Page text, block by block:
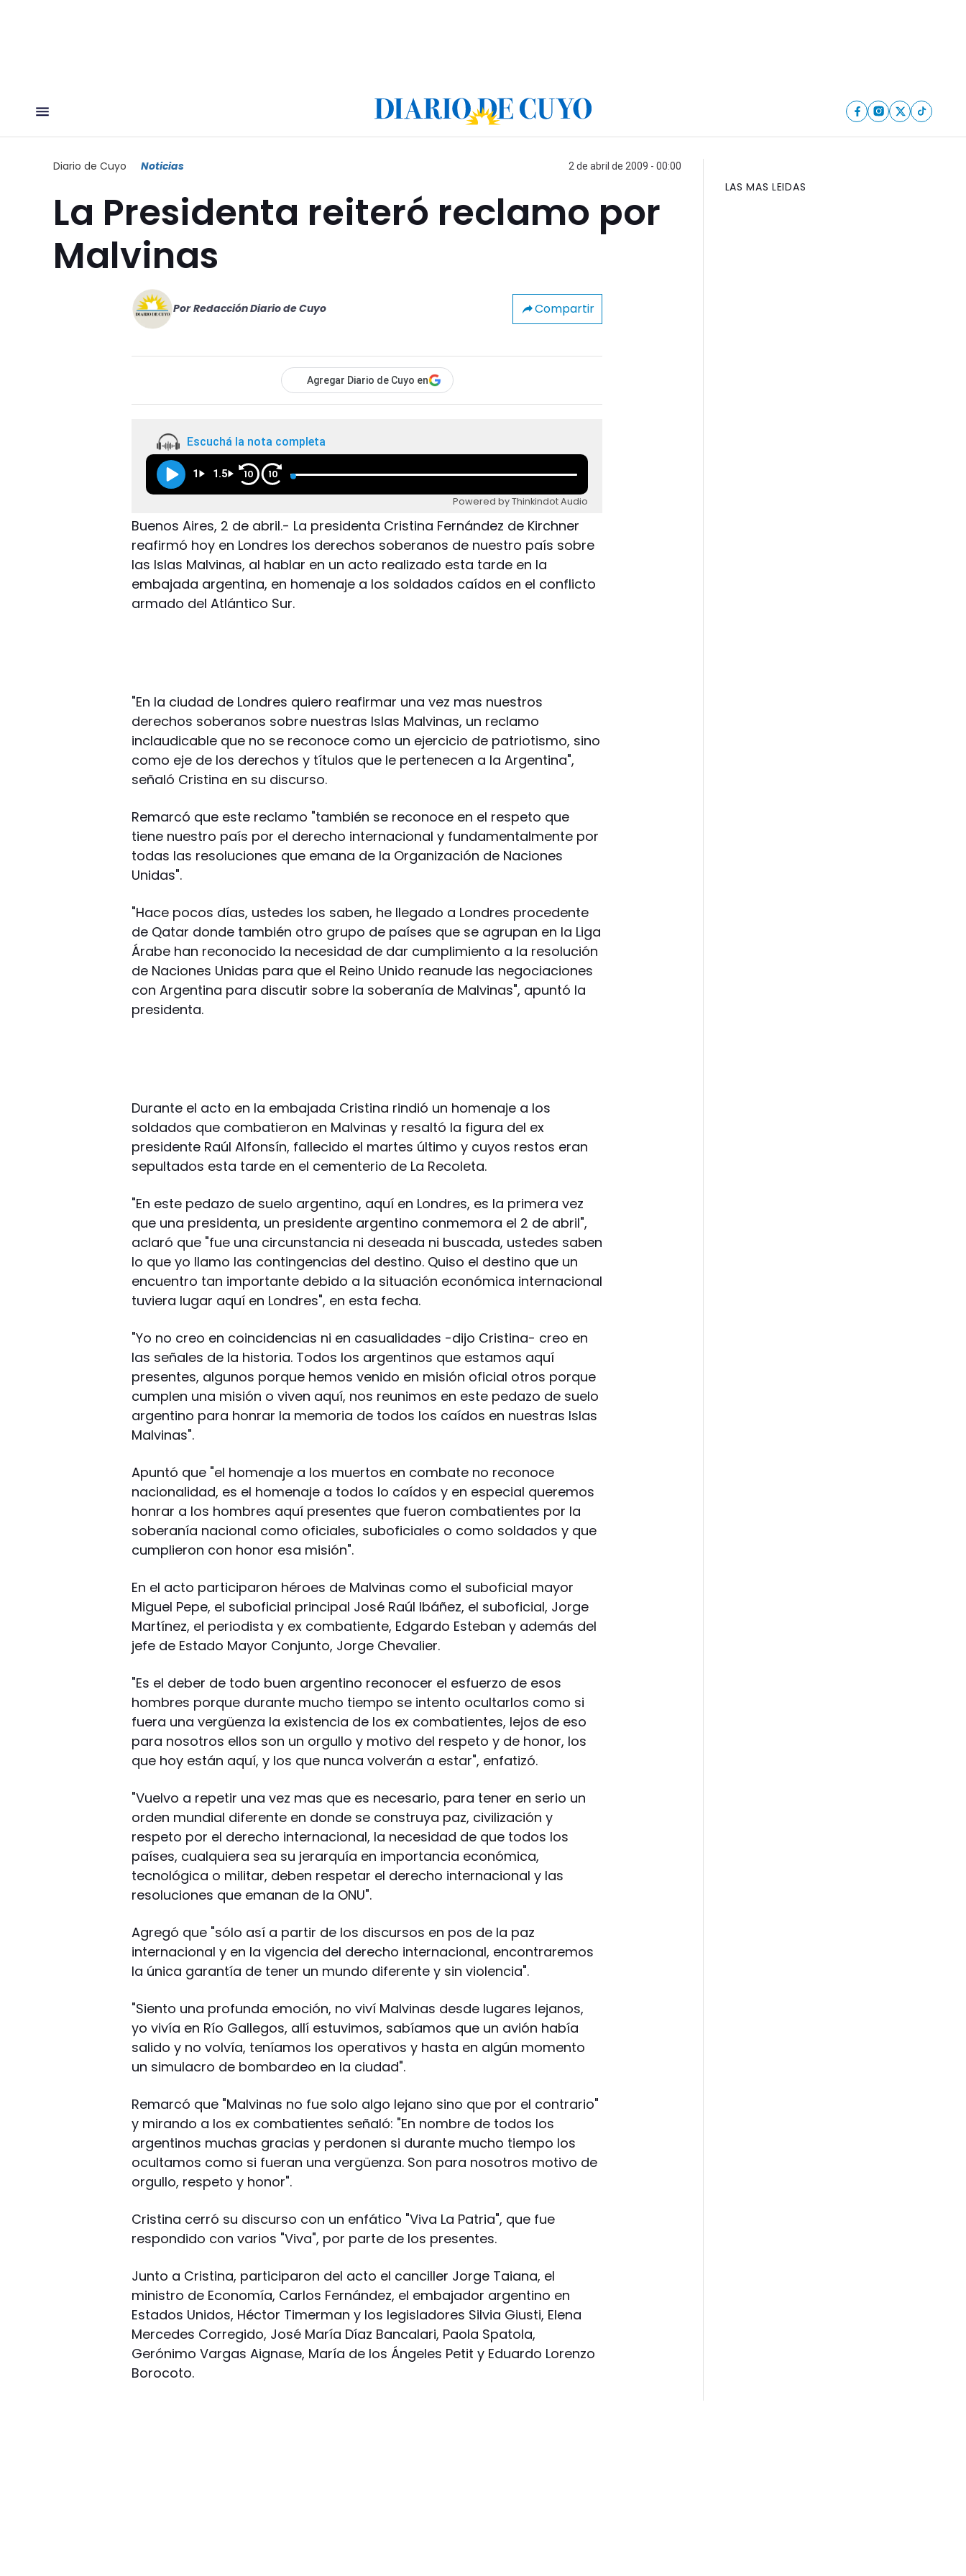
Diario de Cuyo Noticias 2 de abril de 2009 - 00:00
La Presidenta reiteró reclamo por
Malvinas
Por Redacción Diario de Cuyo Compartir
Agregar Diario de Cuyo en
Escuchá la nota completa
1 1.5 10 10
Powered by Thinkindot Audio
Buenos Aires, 2 de abril.- La presidenta Cristina Fernández de Kirchner
reafirmó hoy en Londres los derechos soberanos de nuestro país sobre
las Islas Malvinas, al hablar en un acto realizado esta tarde en la
embajada argentina, en homenaje a los soldados caídos en el conflicto
armado del Atlántico Sur.
"En la ciudad de Londres quiero reafirmar una vez mas nuestros
derechos soberanos sobre nuestras Islas Malvinas, un reclamo
inclaudicable que no se reconoce como un ejercicio de patriotismo, sino
como eje de los derechos y títulos que le pertenecen a la Argentina",
señaló Cristina en su discurso.
Remarcó que este reclamo "también se reconoce en el respeto que
tiene nuestro país por el derecho internacional y fundamentalmente por
todas las resoluciones que emana de la Organización de Naciones
Unidas".
"Hace pocos días, ustedes los saben, he llegado a Londres procedente
de Qatar donde también otro grupo de países que se agrupan en la Liga
Árabe han reconocido la necesidad de dar cumplimiento a la resolución
de Naciones Unidas para que el Reino Unido reanude las negociaciones
con Argentina para discutir sobre la soberanía de Malvinas", apuntó la
presidenta.
Durante el acto en la embajada Cristina rindió un homenaje a los
soldados que combatieron en Malvinas y resaltó la figura del ex
presidente Raúl Alfonsín, fallecido el martes último y cuyos restos eran
sepultados esta tarde en el cementerio de La Recoleta.
"En este pedazo de suelo argentino, aquí en Londres, es la primera vez
que una presidenta, un presidente argentino conmemora el 2 de abril",
aclaró que "fue una circunstancia ni deseada ni buscada, ustedes saben
lo que yo llamo las contingencias del destino. Quiso el destino que un
encuentro tan importante debido a la situación económica internacional
tuviera lugar aquí en Londres", en esta fecha.
"Yo no creo en coincidencias ni en casualidades -dijo Cristina- creo en
las señales de la historia. Todos los argentinos que estamos aquí
presentes, algunos porque hemos venido en misión oficial otros porque
cumplen una misión o viven aquí, nos reunimos en este pedazo de suelo
argentino para honrar la memoria de todos los caídos en nuestras Islas
Malvinas".
Apuntó que "el homenaje a los muertos en combate no reconoce
nacionalidad, es el homenaje a todos lo caídos y en especial queremos
honrar a los hombres aquí presentes que fueron combatientes por la
soberanía nacional como oficiales, suboficiales o como soldados y que
cumplieron con honor esa misión".
En el acto participaron héroes de Malvinas como el suboficial mayor
Miguel Pepe, el suboficial principal José Raúl Ibáñez, el suboficial, Jorge
Martínez, el periodista y ex combatiente, Edgardo Esteban y además del
jefe de Estado Mayor Conjunto, Jorge Chevalier.
"Es el deber de todo buen argentino reconocer el esfuerzo de esos
hombres porque durante mucho tiempo se intento ocultarlos como si
fuera una vergüenza la existencia de los ex combatientes, lejos de eso
para nosotros ellos son un orgullo y motivo del respeto y de honor, los
que hoy están aquí, y los que nunca volverán a estar", enfatizó.
"Vuelvo a repetir una vez mas que es necesario, para tener en serio un
orden mundial diferente en donde se construya paz, civilización y
respeto por el derecho internacional, la necesidad de que todos los
países, cualquiera sea su jerarquía en importancia económica,
tecnológica o militar, deben respetar el derecho internacional y las
resoluciones que emanan de la ONU".
Agregó que "sólo así a partir de los discursos en pos de la paz
internacional y en la vigencia del derecho internacional, encontraremos
la única garantía de tener un mundo diferente y sin violencia".
"Siento una profunda emoción, no viví Malvinas desde lugares lejanos,
yo vivía en Río Gallegos, allí estuvimos, sabíamos que un avión había
salido y no volvía, teníamos los operativos y hasta en algún momento
un simulacro de bombardeo en la ciudad".
Remarcó que "Malvinas no fue solo algo lejano sino que por el contrario"
y mirando a los ex combatientes señaló: "En nombre de todos los
argentinos muchas gracias y perdonen si durante mucho tiempo los
ocultamos como si fueran una vergüenza. Son para nosotros motivo de
orgullo, respeto y honor".
Cristina cerró su discurso con un enfático "Viva La Patria", que fue
respondido con varios "Viva", por parte de los presentes.
Junto a Cristina, participaron del acto el canciller Jorge Taiana, el
ministro de Economía, Carlos Fernández, el embajador argentino en
Estados Unidos, Héctor Timerman y los legisladores Silvia Giusti, Elena
Mercedes Corregido, José María Díaz Bancalari, Paola Spatola,
Gerónimo Vargas Aignase, María de los Ángeles Petit y Eduardo Lorenzo
Borocoto.
LAS MAS LEIDAS